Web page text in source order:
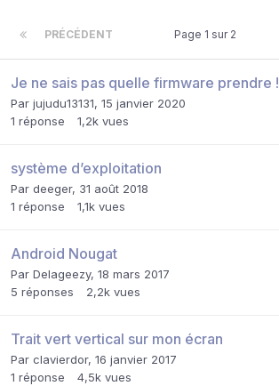
PRÉCÉDENT Page 1 sur 2
Je ne sais pas quelle firmware prendre !
Par jujudu13131, 15 janvier 2020
1 réponse 1,2k vues
système d’exploitation
Par deeger, 31 août 2018
1 réponse 1,1k vues
Android Nougat
Par Delageezy, 18 mars 2017
5 réponses 2,2k vues
Trait vert vertical sur mon écran
Par clavierdor, 16 janvier 2017
1 réponse 4,5k vues